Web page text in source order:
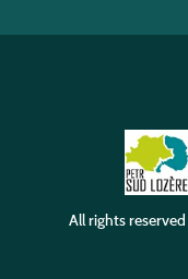
All rights reserved